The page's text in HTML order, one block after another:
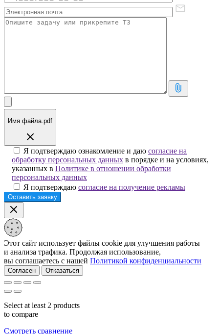
Имя файла.pdf
Я подтверждаю ознакомление и даю согласие на
обработку персональных данных в порядке и на условиях,
указанных в Политике в отношении обработки
персональных данных
Я подтверждаю согласие на получение рекламы
Этот сайт использует файлы cookie для улучшения работы
и анализа трафика. Продолжая использование,
вы соглашаетесь с нашей Политикой конфиденциальности
Согласен Отказаться
Select at least 2 products
to compare
Смотреть сравнение